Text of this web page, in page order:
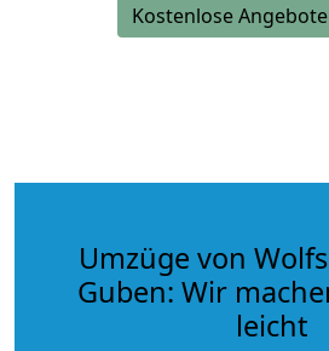
Kostenlose
Umzüge von
Guben: Wir
leicht